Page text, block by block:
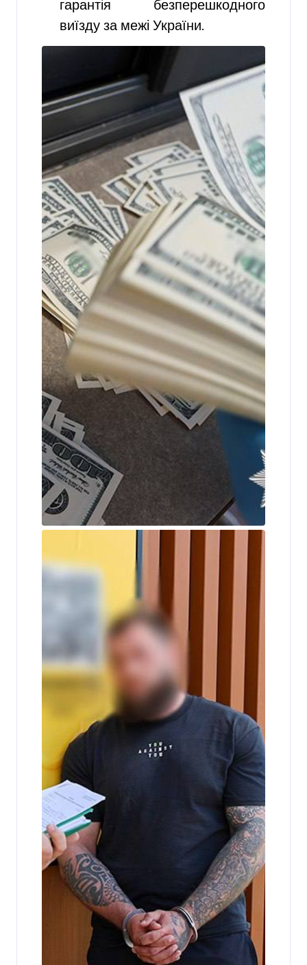
гарантія безперешкодного
виїзду за межі України.